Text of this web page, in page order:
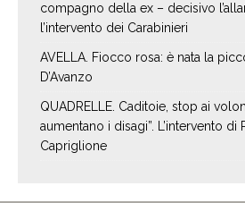
compagno della ex – decisivo
l’intervento dei Carabinieri
AVELLA. Fiocco rosa: è nata la
D’Avanzo
QUADRELLE. Caditoie, stop ai
aumentano i disagi”. L’intervento di
Capriglione